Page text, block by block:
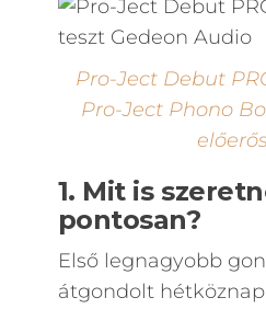
Pro-Ject Debut
Pro-Ject Phono
1. Mit is
pontosan?
Első legnagyobb
átgondolt